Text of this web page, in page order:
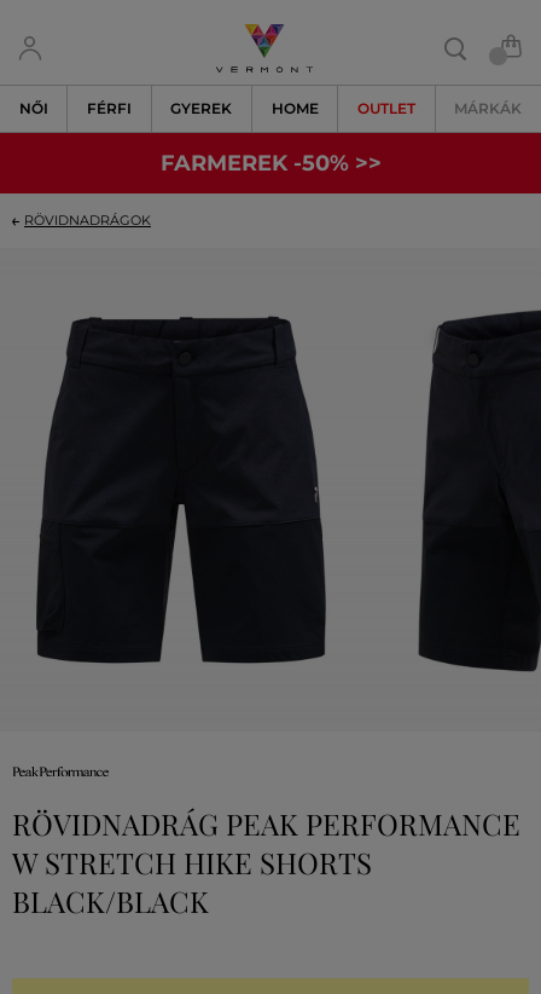
NŐI FÉRFI GYEREK HOME OUTLET MÁRKÁK
FARMEREK -50% >>
RÖVIDNADRÁGOK
RÖVIDNADRÁG PEAK PERFORMANCE
W STRETCH HIKE SHORTS
BLACK/BLACK